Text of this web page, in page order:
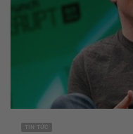
TIN TỨC